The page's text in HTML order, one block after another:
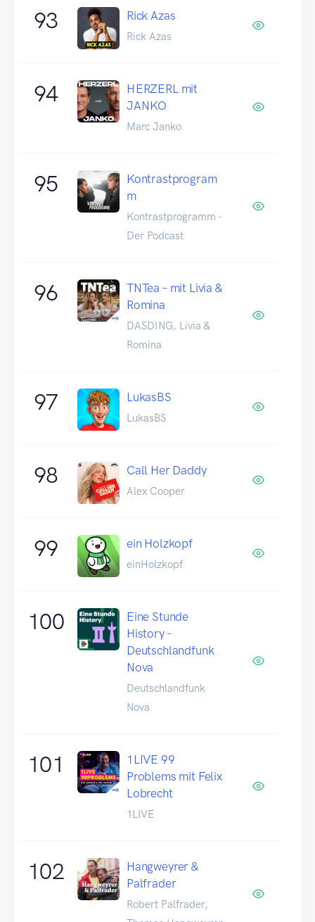
93 Rick Azas
Rick Azas
94
HERZERL mit
JANKO
Marc Janko
95
Kontrastprogram
m
Kontrastprogramm -
Der Podcast
96
TNTea – mit Livia &
Romina
DASDING, Livia &
Romina
97 LukasBS
LukasBS
98 Call Her Daddy
Alex Cooper
99 ein Holzkopf
einHolzkopf
100
Eine Stunde
History -
Deutschlandfunk
Nova
Deutschlandfunk
Nova
101
1LIVE 99
Problems mit Felix
Lobrecht
1LIVE
102
Hangweyrer &
Palfrader
Robert Palfrader,